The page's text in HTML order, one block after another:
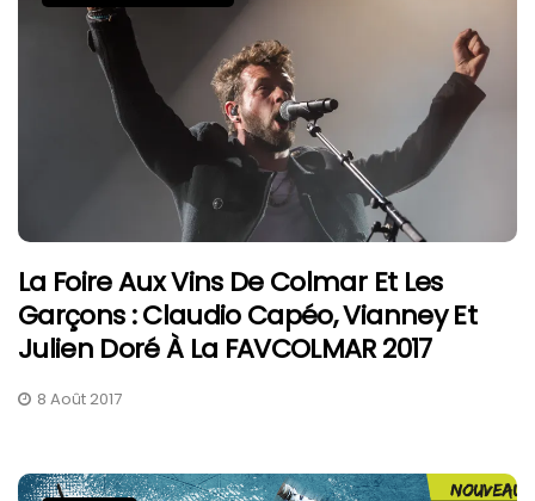
La Foire Aux Vins De Colmar Et Les
Garçons : Claudio Capéo, Vianney Et
Julien Doré À La FAVCOLMAR 2017
8 Août 2017